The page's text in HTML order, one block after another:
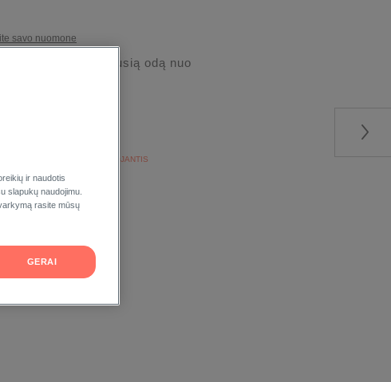
savo nuomone
pašalina sugrubusią odą nuo
ir galvos odos.
KERATOREGULIUOJANTIS
ir naudotis
slapukų naudojimu.
rasite mūsų
GERAI